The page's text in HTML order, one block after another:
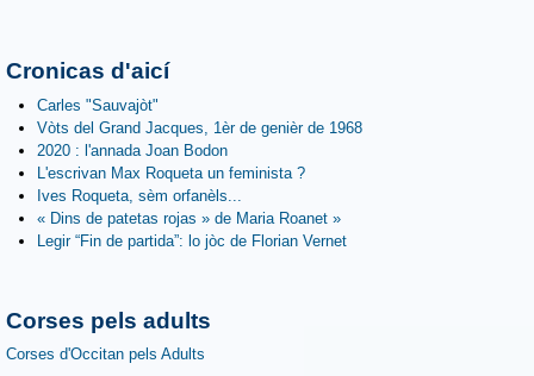
Cronicas d'aicí
Carles "Sauvajòt"
Vòts del Grand Jacques, 1èr de genièr de 1968
2020 : l'annada Joan Bodon
L'escrivan Max Roqueta un feminista ?
Ives Roqueta, sèm orfanèls...
« Dins de patetas rojas » de Maria Roanet »
Legir “Fin de partida”: lo jòc de Florian Vernet
Corses pels adults
Corses d'Occitan pels Adults